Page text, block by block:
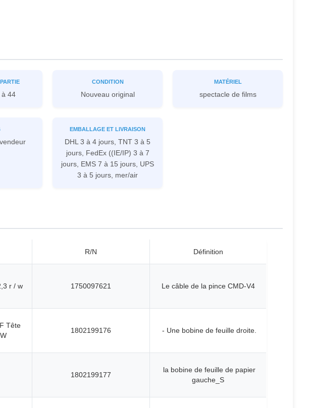
à 44
CONDITION
Nouveau original
MATÉRIEL
spectacle de films
EMBALLAGE ET LIVRAISON
DHL 3 à 4 jours, TNT 3 à 5
jours, FedEx ((IE/IP) 3 à 7
jours, EMS 7 à 15 jours, UPS
3 à 5 jours, mer/air
R/N Définition
r / w 1750097621 Le câble de la pince CMD-V4
Tête
1802199176 - Une bobine de feuille droite.
1802199177
la bobine de feuille de papier
gauche_S